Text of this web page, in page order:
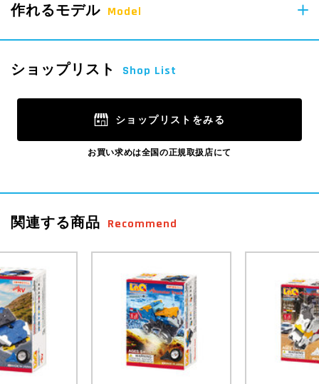
68pcs
4 pcs
作れるモデル Model
ショップリスト Shop List
ショップリストをみる
お買い求めは全国の正規取扱店にて
関連する商品 Recommend